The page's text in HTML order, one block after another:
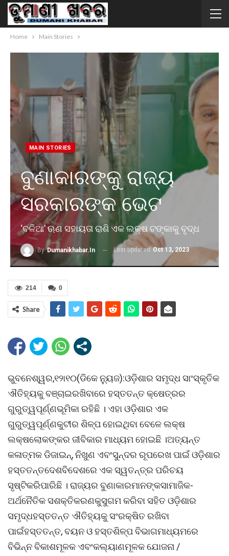
Home Main Stories
MAIN STORIES
ବୁଣାକାରଙ୍କୁ ରାଜ୍ୟ
ସରକାରଙ୍କ ଭେଟ
‘ବଳିଆ’ ଋଣ ସହାୟତା ରାଶି ଏକ ଲକ୍ଷ ଟଙ୍କାକୁ ବୃଦ୍ଧ
ByDumanikhabar.in Last updated Oct 13, 2023
0
214
Share
ଭୁବନେଶ୍ୱର,୧୨ା୧୦(ଡିକେ ନୁ୍ୟଜ):ଓଡ଼ିଶାର ସମୃଦ୍ଧ ସାଂସ୍କୃତିକ
ଐତିହ୍ୟକୁ ବଞ୍ଚାଇରଖିବାରେ ହସ୍ତତନ୍ତ କ୍ଷେତ୍ରର
ଗୁରୁତ୍ୱପୂର୍ଣ୍ଣଭୂମିକା ରହିଛି । ଏହା ଓଡ଼ିଶାର ଏକ
ଗୁରୁତ୍ୱପୂର୍ଣ୍ଣକୁଟୀର ଶିଳ୍ପ ହୋଇଥିବା ବେଳେ ଲକ୍ଷ
ଲକ୍ଷଲୋକଙ୍କର ଜୀବିକାର ମାଧ୍ୟମ ହୋଇଛି ।ଅତ୍ୟନ୍ତ
କଳାତ୍ମକ ଡିଜାଇନ୍, ନିଖୁଣ ଏବଂସୁନ୍ଦର ରୂପରେଖ ପାଇଁ ଓଡ଼ିଶାର
ହସ୍ତତନ୍ତଦେଶବିଦେଶରେ ଏକ ସ୍ୱତନ୍ତ୍ର ପରିଚୟ
ସୃଷ୍ଟିକରିପାରିଛି । ରାଜ୍ୟର ବୁଣାକାରମାନଙ୍କସାମାଜିକ-
ଅର୍ଥନୈତିକ ସଶକ୍ତିକରଣକୁସୁଗମ କରିବା ସହିତ ଓଡ଼ିଶାର
ସମୃଦ୍ଧହସ୍ତତନ୍ତ ଐତିହ୍ୟକୁ ସଂରକ୍ଷିତ ରଖିବା
ପାଇଁହସ୍ତତନ୍ତ, ବୟନ ଓ ହସ୍ତଶିଳ୍ପ ବିଭାଗମାଧ୍ୟମରେ
ବିଭିନ୍ନ ବିକାଶମୂଳକ ଏବଂକଲ୍ୟାଣମୂଳକ ଯୋଜନା /